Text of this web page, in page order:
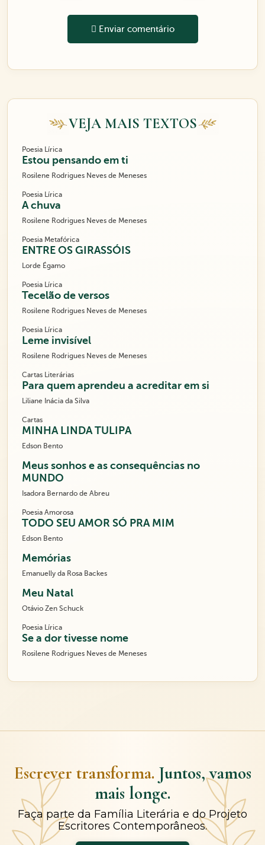
Enviar comentário
VEJA MAIS TEXTOS
Poesia Lírica
Estou pensando em ti
Rosilene Rodrigues Neves de Meneses
Poesia Lírica
A chuva
Rosilene Rodrigues Neves de Meneses
Poesia Metafórica
ENTRE OS GIRASSÓIS
Lorde Égamo
Poesia Lírica
Tecelão de versos
Rosilene Rodrigues Neves de Meneses
Poesia Lírica
Leme invisível
Rosilene Rodrigues Neves de Meneses
Cartas Literárias
Para quem aprendeu a acreditar em si
Liliane Inácia da Silva
Cartas
MINHA LINDA TULIPA
Edson Bento
Meus sonhos e as consequências no
MUNDO
Isadora Bernardo de Abreu
Poesia Amorosa
TODO SEU AMOR SÓ PRA MIM
Edson Bento
Memórias
Emanuelly da Rosa Backes
Meu Natal
Otávio Zen Schuck
Poesia Lírica
Se a dor tivesse nome
Rosilene Rodrigues Neves de Meneses
Escrever transforma. Juntos, vamos
mais longe.
Faça parte da Família Literária e do Projeto
Escritores Contemporâneos.